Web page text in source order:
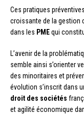
Ces pratiques
croissante de la gestion
dans les PMEqui
L’avenir de la
semble ainsi s’orienter
des minoritaires et
évolution s’inscrit dans
droit des sociétés
et agilité économique